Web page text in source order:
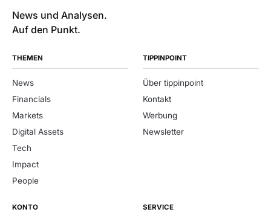
News und Analysen.
Auf den Punkt.
THEMEN
News
Financials
Markets
Digital Assets
Tech
Impact
People
TIPPINPOINT
Über tippinpoint
Kontakt
Werbung
Newsletter
KONTO SERVICE